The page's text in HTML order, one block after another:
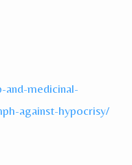
and-medicinal-
against-hypocrisy/